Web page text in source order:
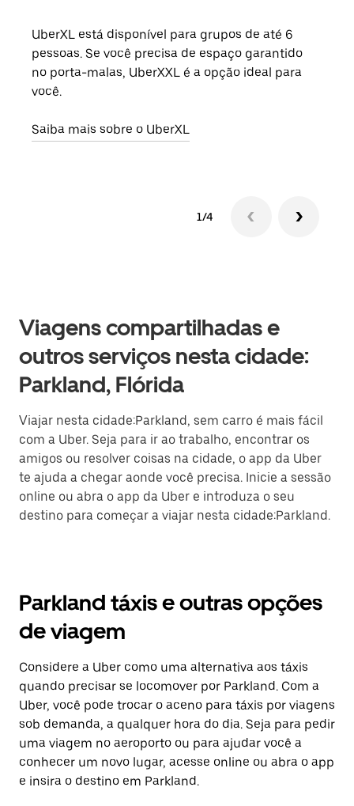
UberXL está disponível para grupos de até 6
pessoas. Se você precisa de espaço garantido
no porta-malas, UberXXL é a opção ideal para
você.
Saiba mais sobre o UberXL
1/4
Viagens compartilhadas e
outros serviços nesta cidade:
Parkland, Flórida
Viajar nesta cidade:Parkland, sem carro é mais fácil
com a Uber. Seja para ir ao trabalho, encontrar os
amigos ou resolver coisas na cidade, o app da Uber
te ajuda a chegar aonde você precisa. Inicie a sessão
online ou abra o app da Uber e introduza o seu
destino para começar a viajar nesta cidade:Parkland.
Parkland táxis e outras opções
de viagem
Considere a Uber como uma alternativa aos táxis
quando precisar se locomover por Parkland. Com a
Uber, você pode trocar o aceno para táxis por viagens
sob demanda, a qualquer hora do dia. Seja para pedir
uma viagem no aeroporto ou para ajudar você a
conhecer um novo lugar, acesse online ou abra o app
e insira o destino em Parkland.